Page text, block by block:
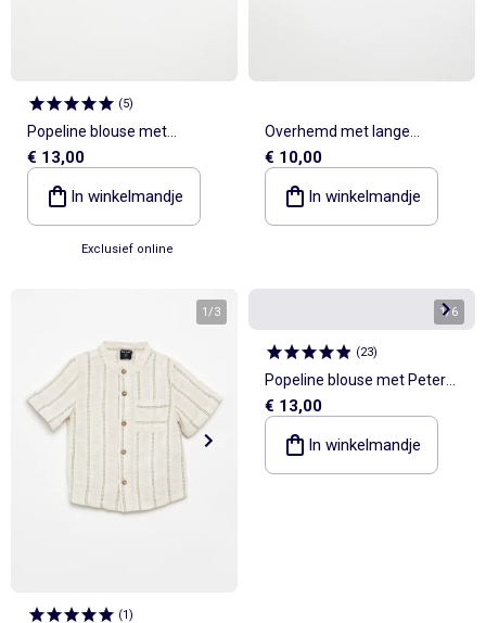
(5)
Popeline blouse met
borduursels
€ 13,00
In winkelmandje
Exclusief online
Overhemd met lange
mouwen van ribfluweel
€ 10,00
In winkelmandje
1/3
(1)
1/6
(23)
Popeline blouse met Peter
Pan-kraag
€ 13,00
In winkelmandje